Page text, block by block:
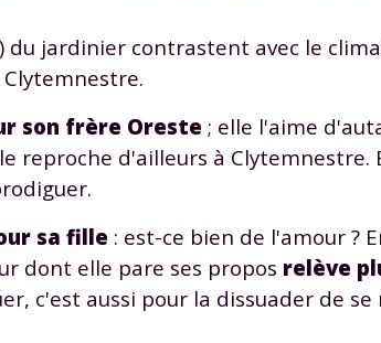
jardinier contrastent avec le
son frère Oreste ; elle l'aime
reproche d'ailleurs à Clytemnestre.
sa fille : est-ce bien de l'amour ?
dont elle pare ses propos relève
c'est aussi pour la dissuader de se
à cette adresse e-mail. En renseignant votre e-mail, vous
à caractère personnel soient traitées par SEJER, sous la
puisse vous donner accès au service de soutien scolaire
notre charte
les actualités et des communications de la